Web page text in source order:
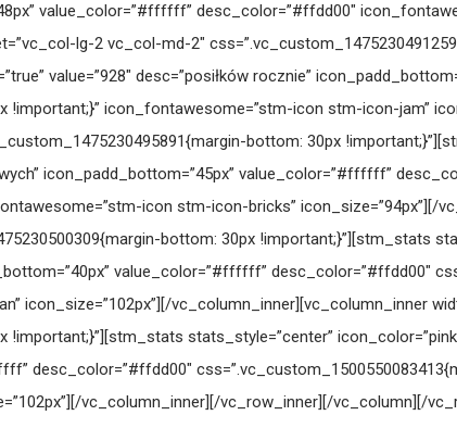
value_color=”#ffffff” desc_color=”#ffdd00″
lg-2 vc_col-md-2″
value=”928″ desc=”posiłków rocznie”
icon_fontawesome=”stm-icon stm-icon-jam”
bottom: 30px
icon_padd_bottom=”45px” value_color=”#ffffff”
icon stm-icon-bricks” icon_size=”94px”][/
bottom: 30px !important;}”][stm_stats
value_color=”#ffffff” desc_color=”#ffdd00″
icon_size=”102px”][/vc_column_inner][vc_column_inner
stats_style=”center”
desc_color=”#ffdd00″
vc_column_inner][/vc_row_inner][/vc_column][/